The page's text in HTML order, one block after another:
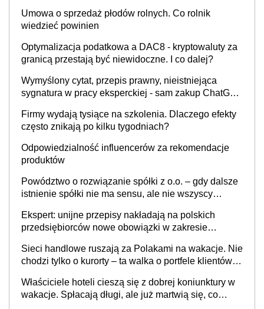
Umowa o sprzedaż płodów rolnych. Co rolnik
wiedzieć powinien
Optymalizacja podatkowa a DAC8 - kryptowaluty za
granicą przestają być niewidoczne. I co dalej?
Wymyślony cytat, przepis prawny, nieistniejąca
sygnatura w pracy eksperckiej - sam zakup ChatGPT
Firmy wydają tysiące na szkolenia. Dlaczego efekty
często znikają po kilku tygodniach?
Odpowiedzialność influencerów za rekomendacje
produktów
Powództwo o rozwiązanie spółki z o.o. – gdy dalsze
istnienie spółki nie ma sensu, ale nie wszyscy
Ekspert: unijne przepisy nakładają na polskich
przedsiębiorców nowe obowiązki w zakresie
Sieci handlowe ruszają za Polakami na wakacje. Nie
chodzi tylko o kurorty – ta walka o portfele klientów
cichu
Właściciele hoteli cieszą się z dobrej koniunktury w
wakacje. Spłacają długi, ale już martwią się, co